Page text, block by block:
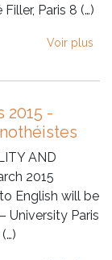
Paris 8 (…)
Voir plus
2015 -
AND
2015
English will be
University Paris